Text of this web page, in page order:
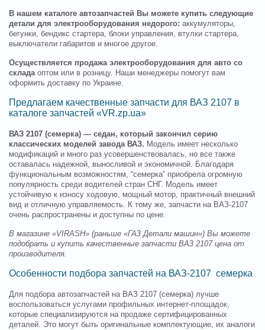
В нашем каталоге автозапчастей Вы можете купить следующие
детали для электрооборудования недорого: аккумуляторы,
бегунки, бендикс стартера, блоки управления, втулки стартера,
выключатели габаритов и многое другое.
Осуществляется продажа электрооборудования для авто со
складаоптом или в розницу. Наши менеджеры помогут вам
оформить доставку по Украине.
Предлагаем качественные запчасти для ВАЗ 2107 в
каталоге запчастей «VR.zp.ua»
ВАЗ 2107 (семерка) — седан, который закончил серию
классических моделей завода ВАЗ. Модель имеет несколько
модификаций и много раз усовершенствовалась, но все также
оставалась надежной, выносливой и экономичной. Благодаря
функциональным возможностям, “семерка” приобрела огромную
популярность среди водителей стран СНГ. Модель имеет
устойчивую к износу ходовую, мощный мотор, практичный внешний
вид и отличную управляемость. К тому же, запчасти на ВАЗ-2107
очень распространены и доступны по цене.
В магазине «VIRASH» (раньше «ГАЗ Детали машин») Вы можете
подобрать и купить качественные запчасти ВАЗ 2107 цена от
производителя.
Особенности подбора запчастей на ВАЗ-2107 семерка
Для подбора автозапчастей на ВАЗ 2107 (семерка) лучше
воспользоваться услугами профильных интернет-площадок,
которые специализируются на продаже сертифицированных
деталей. Это могут быть оригинальные комплектующие, их аналоги